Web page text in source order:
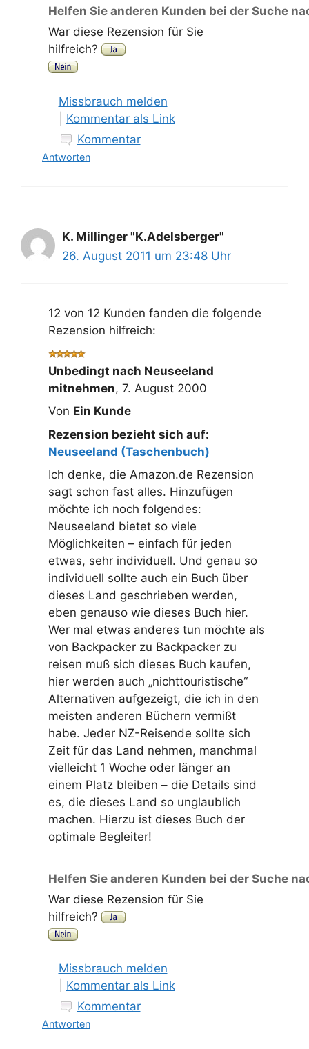
Helfen Sie anderen Kunden bei der Suche
War diese Rezension für Sie
hilfreich?
Missbrauch melden
Kommentar als Link
Kommentar
Antworten
K. Millinger "K.Adelsberger"
26. August 2011 um 23:48 Uhr
12 von 12 Kunden fanden die folgende
Rezension hilfreich:
Unbedingt nach Neuseeland
mitnehmen, 7. August 2000
Von Ein Kunde
Rezension bezieht sich auf:
Neuseeland (Taschenbuch)
Ich denke, die Amazon.de Rezension
sagt schon fast alles. Hinzufügen
möchte ich noch folgendes:
Neuseeland bietet so viele
Möglichkeiten – einfach für jeden
etwas, sehr individuell. Und genau so
individuell sollte auch ein Buch über
dieses Land geschrieben werden,
eben genauso wie dieses Buch hier.
Wer mal etwas anderes tun möchte als
von Backpacker zu Backpacker zu
reisen muß sich dieses Buch kaufen,
hier werden auch „nichttouristische“
Alternativen aufgezeigt, die ich in den
meisten anderen Büchern vermißt
habe. Jeder NZ-Reisende sollte sich
Zeit für das Land nehmen, manchmal
vielleicht 1 Woche oder länger an
einem Platz bleiben – die Details sind
es, die dieses Land so unglaublich
machen. Hierzu ist dieses Buch der
optimale Begleiter!
Helfen Sie anderen Kunden bei der Suche
War diese Rezension für Sie
hilfreich?
Missbrauch melden
Kommentar als Link
Kommentar
Antworten